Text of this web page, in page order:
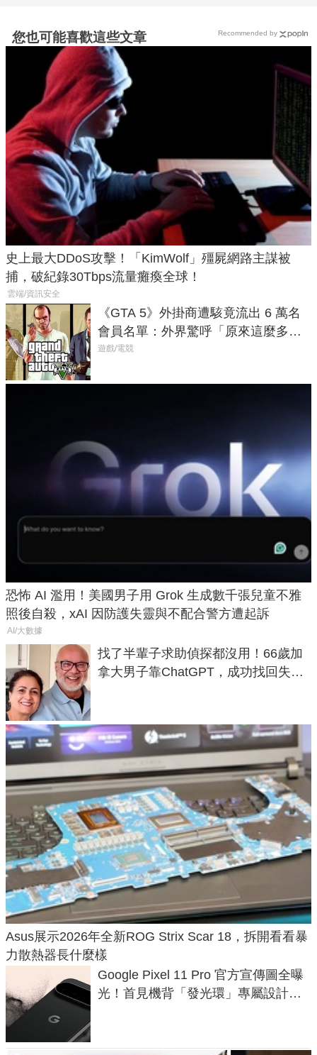
您也可能喜歡這些文章
史上最大DDoS攻擊！「KimWolf」殭屍網路主謀被
捕，破紀錄30Tbps流量癱瘓全球！
雲端/資訊安全
《GTA 5》外掛商遭駭竟流出 6 萬名
會員名單：外界驚呼「原來這麼多人
在開掛！」
遊戲/電競
恐怖 AI 濫用！美國男子用 Grok 生成數千張兒童不雅
照後自殺，xAI 因防護失靈與不配合警方遭起訴
AI/大數據
找了半輩子求助偵探都沒用！66歲加
拿大男子靠ChatGPT，成功找回失散
Asus展示2026年全新ROG Strix Scar 18，拆開看看暴
力散熱器長什麼樣
Google Pixel 11 Pro 官方宣傳圖全曝
光！首見機背「發光環」專屬設計、
Recommended by